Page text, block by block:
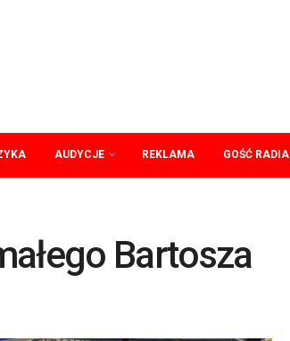
AUDYCJE REKLAMA GOŚĆ RADIA
Bartosza